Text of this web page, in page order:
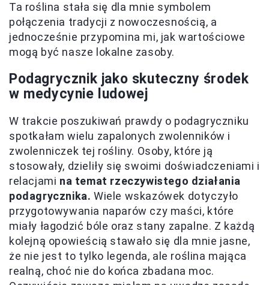
Ta roślina stała się dla mnie symbolem
połączenia tradycji z nowoczesnością, a
jednocześnie przypomina mi, jak wartościowe
mogą być nasze lokalne zasoby.
Podagrycznik jako skuteczny środek
w medycynie ludowej
W trakcie poszukiwań prawdy o podagryczniku
spotkałam wielu zapalonych zwolenników i
zwolenniczek tej rośliny. Osoby, które ją
stosowały, dzieliły się swoimi doświadczeniami i
relacjami na temat rzeczywistego działania
podagrycznika. Wiele wskazówek dotyczyło
przygotowywania naparów czy maści, które
miały łagodzić bóle oraz stany zapalne. Z każdą
kolejną opowieścią stawało się dla mnie jasne,
że nie jest to tylko legenda, ale roślina mająca
realną, choć nie do końca zbadana moc.